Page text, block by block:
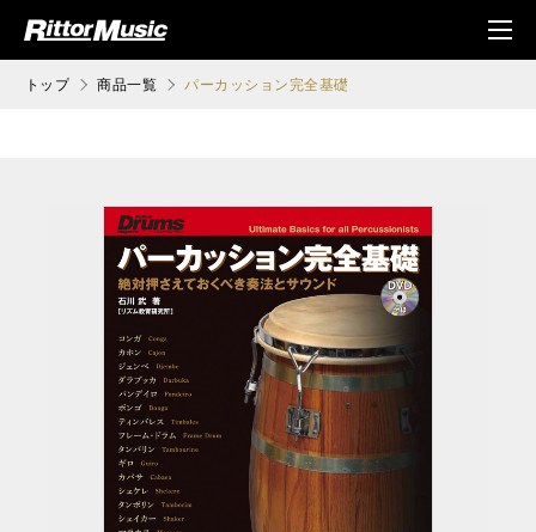
ジック (Rittor Musi
メニ
ュ
トップ 商品一覧 パーカッション完全基礎